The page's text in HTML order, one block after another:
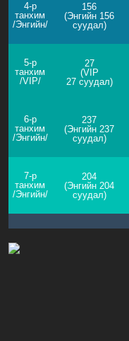
4-р
танхим
/Энгийн/
156
(Энгийн 156
суудал)
5-р
танхим
/VIP/
27
(VIP
27 суудал)
6-р
танхим
/Энгийн/
237
(Энгийн237
суудал)
7-р
танхим
/Энгийн/
204
(Энгийн204
суудал)